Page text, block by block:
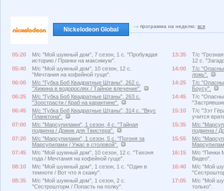
Nickelodeon Global программа на неделю: вся
05:20
М/с "Мой шумный дом", 7 сезон, 1 с. "Пробуждая
историю / Пранки на максимум".
05:40
М/с "Мой шумный дом", 10 сезон, 12 с.
"Мечтания на кофейной гуще".
06:00
М/с "Губка Боб Квадратные Штаны", 262 с.
"Хижина в водорослях / Тайное влечение".
06:25
М/с "Губка Боб Квадратные Штаны", 263 с.
"Зоострасти / Краб на карантине".
06:45
М/с "Губка Боб Квадратные Штаны", 314 с. "Вкус
Планктона".
07:00
М/с "Марсупилами", 1 сезон, 4 с. "Тайная
подмена / Домик для Твистера".
07:20
М/с "Марсупилами", 1 сезон, 5 с. "Погоня за
Марсупилами / Ужас в столовой".
07:45
М/с "Мой шумный дом", 10 сезон, 12 с. "Тихоня
года / Мечтания на кофейной гуще".
08:10
М/с "Мой шумный дом", 1 сезон, 1 с. "Один в
темноте / Вот что я скажу".
08:35
М/с "Мой шумный дом", 1 сезон, 2 с.
"Сестрошторм / Попасть на полку".
13:35
Т/с
12 с.
14:00
Т/с
ложь".
14:25
Т/с
Боусу".
14:45
Т/с
15:10
Т/с "Зэт
учится
15:35
М/с
подмена /
15:55
М/с
16:15
М/с "Пинки
Видео".
16:40
М/с "Мой
17:05
М/с "Мой
только".